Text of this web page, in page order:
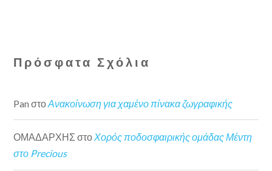
Πρόσφατα Σχόλια
Pan στοΑνακοίνωση για χαμένο πίνακα ζωγραφικής
ΟΜΑΔΑΡΧΗΣ στοΧορός ποδοσφαιρικής ομάδας Μέντη
στο Precious